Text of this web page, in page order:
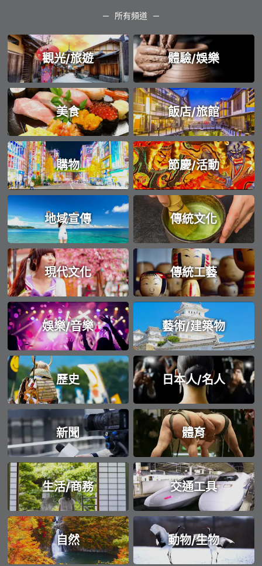
所有頻道
觀光/旅遊 體驗/娛樂
美食 飯店/旅館
購物 節慶/活動
地域宣傳 傳統文化
現代文化 傳統工藝
娛樂/音樂 藝術/建築物
歷史 日本人/名人
新聞 體育
生活/商務 交通工具
自然 動物/生物